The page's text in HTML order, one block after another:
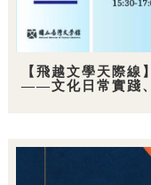
【飛越文學天際線
——文化日常實踐